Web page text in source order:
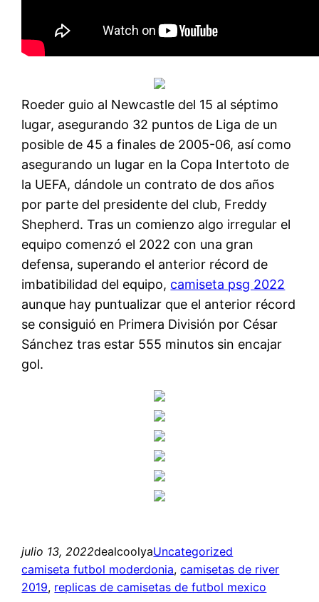
Roeder guio al Newcastle del 15 al séptimo
lugar, asegurando 32 puntos de Liga de un
posible de 45 a finales de 2005-06, así como
asegurando un lugar en la Copa Intertoto de
la UEFA, dándole un contrato de dos años
por parte del presidente del club, Freddy
Shepherd. Tras un comienzo algo irregular el
equipo comenzó el 2022 con una gran
defensa, superando el anterior récord de
imbatibilidad del equipo, camiseta psg 2022
aunque hay puntualizar que el anterior récord
se consiguió en Primera División por César
Sánchez tras estar 555 minutos sin encajar
gol.
julio 13, 2022dealcoolyaUncategorized
camiseta futbol moderdonia, camisetas de river
2019, replicas de camisetas de futbol mexico